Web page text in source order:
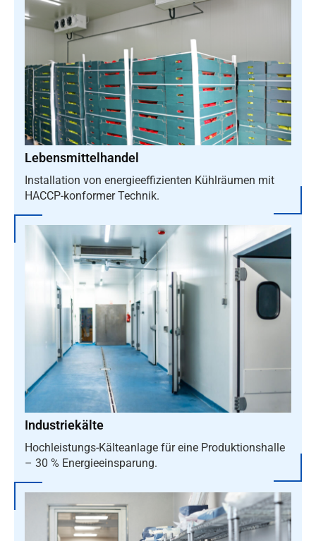
Lebensmittelhandel
Installation von energieeffizienten Kühlräumen mit
HACCP-konformer Technik.
Industriekälte
Hochleistungs-Kälteanlage für eine Produktionshalle
– 30 % Energieeinsparung.